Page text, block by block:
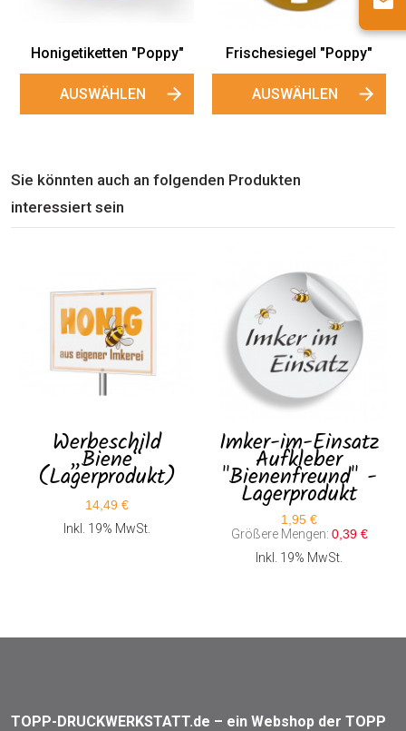
AUSWÄHLEN
Sie könnten auch an folgenden Produkten
interessiert sein
Werbeschild
„Biene“
(Lagerprodukt)
14,49 €
Inkl. 19% MwSt.
Imker-im-Einsatz
Aufkleber
"Bienenfreund" -
Lagerprodukt
1,95 €
Größere Mengen: 0,39 €
Inkl. 19% MwSt.
TOPP-DRUCKWERKSTATT.de – ein Webshop der TOPP